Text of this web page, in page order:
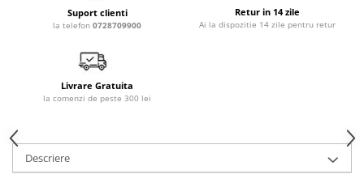
Porti de siguranta
Sac de dormit copii
Fotolii copii
Covorase de joaca
Carusele patut
Suport clienti
la telefon 0728709900
Retur in 14 zile
Ai la dispozitie 14 zile pentru retur
Livrare Gratuita
la comenzi de peste 300 lei
Descriere